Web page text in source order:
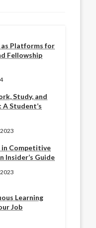
as Platforms for
Fellowship
Study, and
A Student’s
in Competitive
Insider’s Guide
Learning
Job